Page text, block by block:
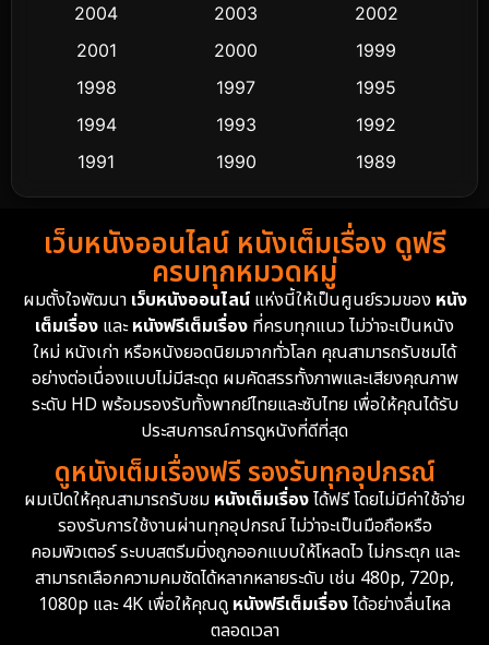
Cult Film
Dance เต้น
Detective สืบสวน
Detective สืบสวน
Disney+ 4
Documentary สารคดี 94
Drama ดราม่า
Dystopian 16
Emotional 61
Epic มหากาพย์ 216
2004
2003
2002
2001
2000
1999
1998
1997
1995
1994
1993
1992
1991
1990
1989
1988
1986
1985
1983
1982
1981
1974
1962
เว็บหนังออนไลน์ หนังเต็มเรื่อง ดูฟรี
ครบทุกหมวดหมู่
ผมตั้งใจพัฒนา เว็บหนังออนไลน์แห่งนี้ให้เป็นศูนย์รวมของ หนัง
เต็มเรื่อง และหนังฟรีเต็มเรื่อง ที่ครบทุกแนว ไม่ว่าจะเป็นหนัง
ใหม่ หนังเก่า หรือหนังยอดนิยมจากทั่วโลก คุณสามารถรับชมได้
อย่างต่อเนื่องแบบไม่มีสะดุด ผมคัดสรรทั้งภาพและเสียงคุณภาพ
ระดับ HD พร้อมรองรับทั้งพากย์ไทยและซับไทย เพื่อให้คุณได้รับ
ประสบการณ์การดูหนังที่ดีที่สุด
ดูหนังเต็มเรื่องฟรี รองรับทุกอุปกรณ์
ผมเปิดให้คุณสามารถรับชม หนังเต็มเรื่องได้ฟรี โดยไม่มีค่าใช้จ่าย
รองรับการใช้งานผ่านทุกอุปกรณ์ ไม่ว่าจะเป็นมือถือหรือ
คอมพิวเตอร์ ระบบสตรีมมิ่งถูกออกแบบให้โหลดไว ไม่กระตุก และ
สามารถเลือกความคมชัดได้หลากหลายระดับ เช่น 480p, 720p,
1080p และ 4K เพื่อให้คุณดู หนังฟรีเต็มเรื่องได้อย่างลื่นไหล
ตลอดเวลา